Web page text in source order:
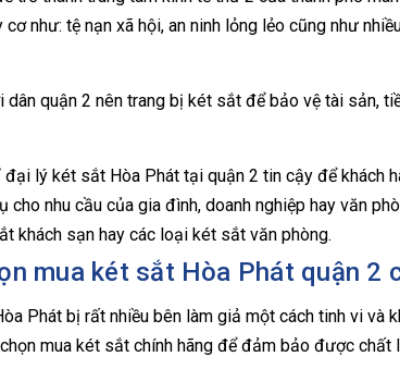
như: tệ nạn xã hội, an ninh lỏng lẻo cũng như
dân quận 2 nên trang bị két sắt để bảo vệ tài sản,
đại lý két sắt Hòa Phát tại quận 2 tin cậy để khách
cho nhu cầu của gia đình, doanh nghiệp hay văn
khách sạn hay các loại két sắt văn phòng.
mua két sắt Hòa Phát quận 2
Phát bị rất nhiều bên làm giả một cách tinh vi và
mua két sắt chính hãng để đảm bảo được chất